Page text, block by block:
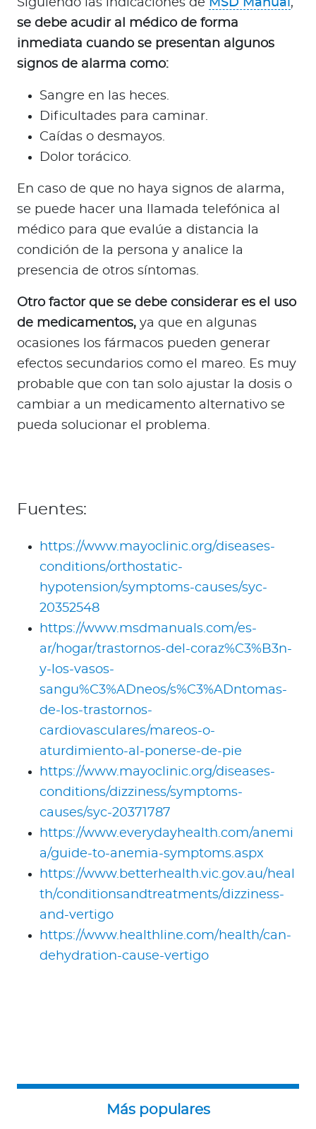
Siguiendo las indicaciones de MSD Manual ,
se debe acudir al médico de forma
inmediata cuando se presentan algunos
signos de alarma como:
Sangre en las heces.
Dificultades para caminar.
Caídas o desmayos.
Dolor torácico.
En caso de que no haya signos de alarma,
se puede hacer una llamada telefónica al
médico para que evalúe a distancia la
condición de la persona y analice la
presencia de otros síntomas.
Otro factor que se debe considerar es el uso
de medicamentos, ya que en algunas
ocasiones los fármacos pueden generar
efectos secundarios como el mareo. Es muy
probable que con tan solo ajustar la dosis o
cambiar a un medicamento alternativo se
pueda solucionar el problema.
Fuentes:
https://www.mayoclinic.org/diseases-
conditions/orthostatic-
hypotension/symptoms-causes/syc-
20352548
https://www.msdmanuals.com/es-
ar/hogar/trastornos-del-coraz%C3%B3n-
y-los-vasos-
sangu%C3%ADneos/s%C3%ADntomas-
de-los-trastornos-
cardiovasculares/mareos-o-
aturdimiento-al-ponerse-de-pie
https://www.mayoclinic.org/diseases-
conditions/dizziness/symptoms-
causes/syc-20371787
https://www.everydayhealth.com/anemi
a/guide-to-anemia-symptoms.aspx
https://www.betterhealth.vic.gov.au/heal
th/conditionsandtreatments/dizziness-
and-vertigo
https://www.healthline.com/health/can-
dehydration-cause-vertigo